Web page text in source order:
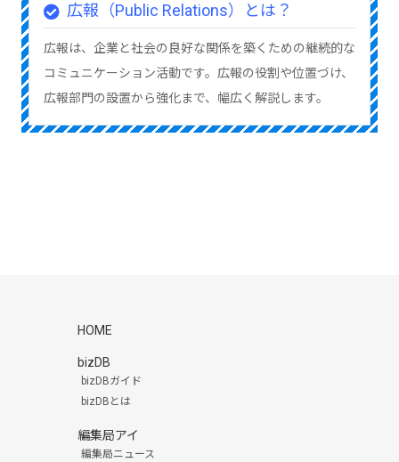
広報（Public Relations）とは？
広報は、企業と社会の良好な関係を築くための継続的な
コミュニケーション活動です。広報の役割や位置づけ、
広報部門の設置から強化まで、幅広く解説します。
HOME
bizDB
bizDBガイド
bizDBとは
編集局アイ
編集局ニュース